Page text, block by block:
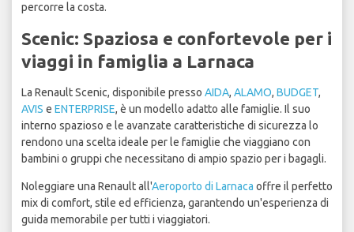
percorre la costa.
Scenic: Spaziosa e confortevole per i
viaggi in famiglia a Larnaca
La Renault Scenic, disponibile presso AIDA, ALAMO, BUDGET,
AVIS e ENTERPRISE, è un modello adatto alle famiglie. Il suo
interno spazioso e le avanzate caratteristiche di sicurezza lo
rendono una scelta ideale per le famiglie che viaggiano con
bambini o gruppi che necessitano di ampio spazio per i bagagli.
Noleggiare una Renault all'Aeroporto di Larnaca offre il perfetto
mix di comfort, stile ed efficienza, garantendo un'esperienza di
guida memorabile per tutti i viaggiatori.